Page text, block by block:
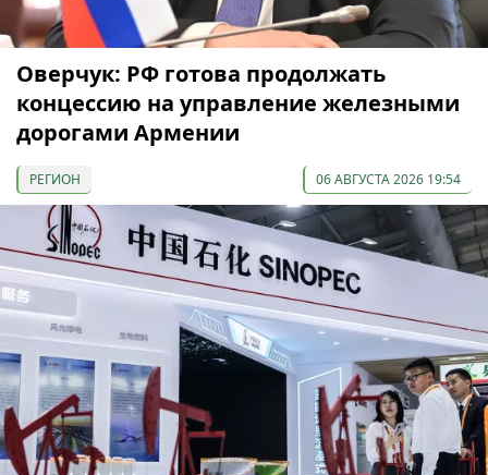
Оверчук: РФ готова продолжать
концессию на управление железными
дорогами Армении
РЕГИОН 06 АВГУСТА 2026 19:54